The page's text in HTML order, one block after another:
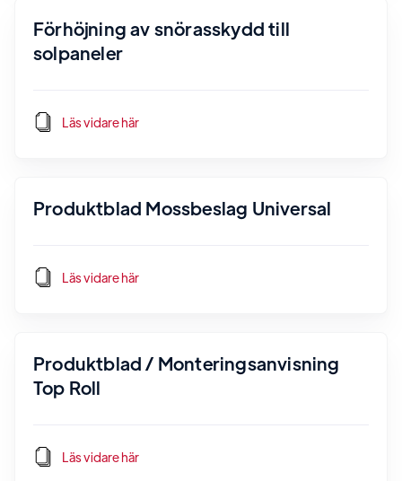
Förhöjning av snörasskydd till
solpaneler
Läs vidare här
Produktblad Mossbeslag Universal
Läs vidare här
Produktblad / Monteringsanvisning
Top Roll
Läs vidare här